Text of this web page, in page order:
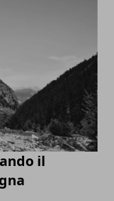
il